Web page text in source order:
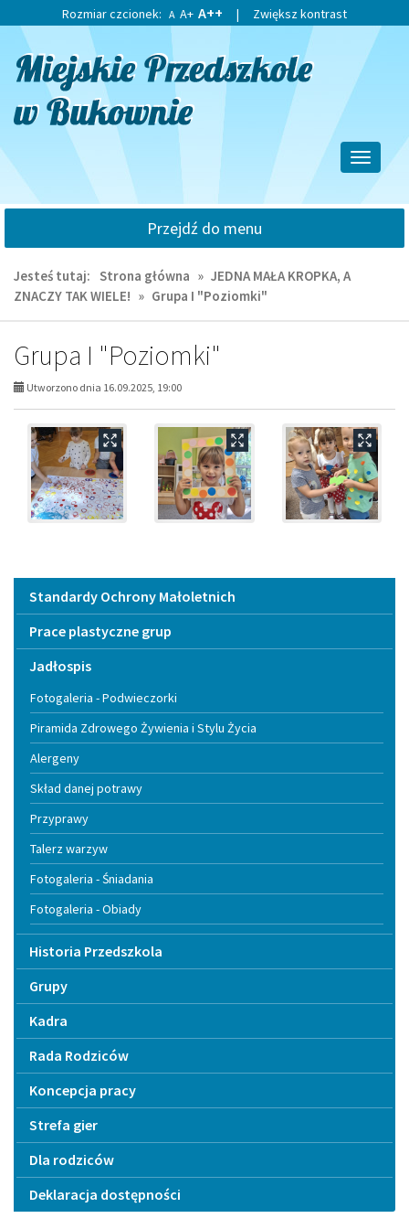
do
głównej
treści
do
wyszukiwarki
Rozmiar czcionek: A A+ A++ | Zwiększ kontrast
Przełącz
Przejdź do menu
Jesteś tutaj: Strona główna » JEDNA MAŁA KROPKA, A
ZNACZY TAK WIELE! » Grupa I "Poziomki"
Grupa I "Poziomki"
Utworzono dnia 16.09.2025, 19:00
Menu
Standardy Ochrony Małoletnich
Prace plastyczne grup
Jadłospis
Fotogaleria - Podwieczorki
Piramida Zdrowego Żywienia i Stylu Życia
Alergeny
Skład danej potrawy
Przyprawy
Talerz warzyw
Fotogaleria - Śniadania
Fotogaleria - Obiady
Historia Przedszkola
Grupy
Kadra
Rada Rodziców
Koncepcja pracy
Strefa gier
Dla rodziców
Deklaracja dostępności